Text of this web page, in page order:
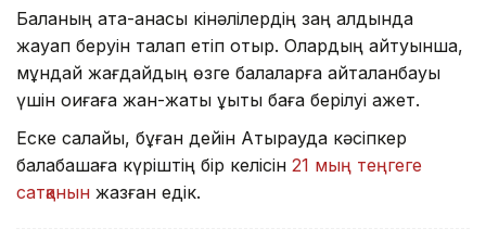
Баланың ата-анасы кінәлілердің заң алдында
жауап беруін талап етіп отыр. Олардың айтуынша,
мұндай жағдайдың өзге балаларға қайталанбауы
үшін оқиғаға жан-жақты құқықтық баға берілуі қажет.
Еске салайық, бұған дейін Атырауда кәсіпкер
балабақшаға күріштің бір келісін 21 мың теңгеге
сатқанын жазған едік.